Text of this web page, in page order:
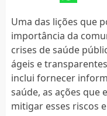
Uma das lições que
importância da
crises de saúde
ágeis e
inclui fornecer
saúde, as ações que
mitigar esses riscos